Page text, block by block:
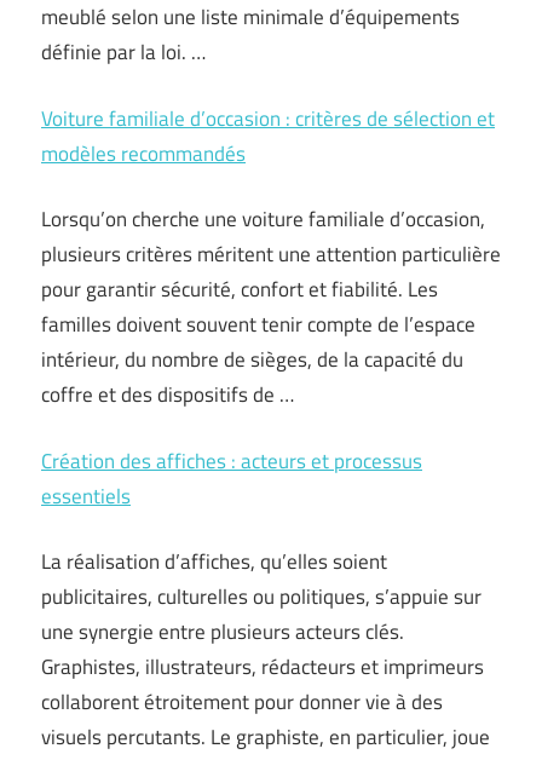
meublé selon une liste minimale d’équipements
définie par la loi. …
Voiture familiale d’occasion : critères de sélection et
modèles recommandés
Lorsqu’on cherche une voiture familiale d’occasion,
plusieurs critères méritent une attention particulière
pour garantir sécurité, confort et fiabilité. Les
familles doivent souvent tenir compte de l’espace
intérieur, du nombre de sièges, de la capacité du
coffre et des dispositifs de …
Création des affiches : acteurs et processus
essentiels
La réalisation d’affiches, qu’elles soient
publicitaires, culturelles ou politiques, s’appuie sur
une synergie entre plusieurs acteurs clés.
Graphistes, illustrateurs, rédacteurs et imprimeurs
collaborent étroitement pour donner vie à des
visuels percutants. Le graphiste, en particulier, joue